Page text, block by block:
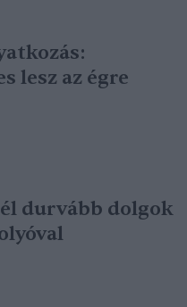
lesz az égre
durvább dolgok